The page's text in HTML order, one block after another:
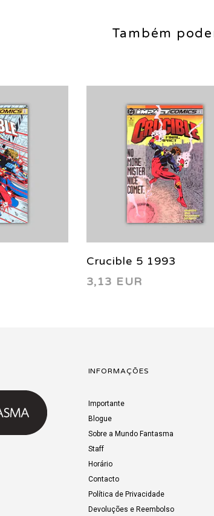
Também
Crucible 5 1993
3,13 EUR
INFORMAÇÕES
Importante
Blogue
Sobre a Mundo Fantasma
Staff
Horário
Contacto
Política de Privacidade
Devoluções e Reembolso